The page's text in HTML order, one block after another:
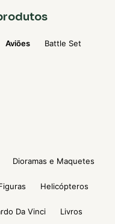
Aviões Battle Set
Dioramas e Maquetes
Helicópteros
Da Vinci Livros